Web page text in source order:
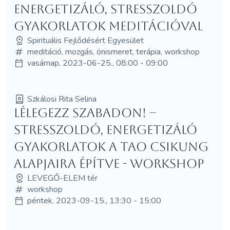
energetizáló, stresszoldó
gyakorlatok meditációval
Spirituális Fejlődésért Egyesület
meditáció, mozgás, önismeret, terápia, workshop
vasárnap, 2023-06-25., 08:00 - 09:00
Szkálosi Rita Selina
Lélegezz szabadon! –
Stresszoldó, energetizáló
gyakorlatok a TAO Csikung
alapjaira építve - WORKSHOP
LEVEGŐ-ELEM tér
workshop
péntek, 2023-09-15., 13:30 - 15:00